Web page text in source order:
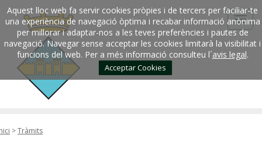
Aquest lloc web fa servir cookies pròpies i de tercers per faciliar-te
una experiència de navegació òptima i recabar informació anònima
per millorar i adaptar-nos a les teves preferències i pautes de
navegació. Navegar sense acceptar les cookies limitarà la visibilitat i
funcions del web. Per a més informació consulteu l´avis legal.
Acceptar Cookies
>Tràmits